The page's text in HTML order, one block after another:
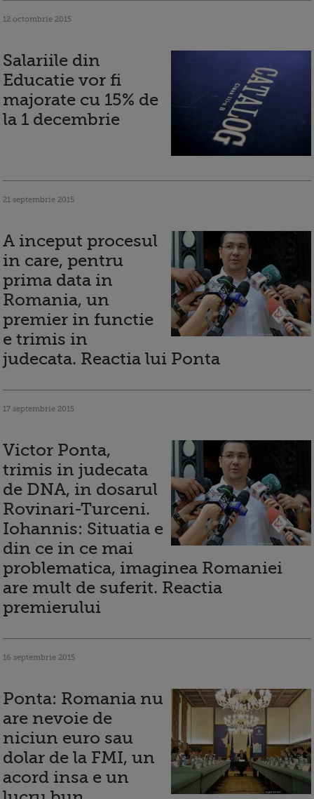
12 octombrie 2015
Salariile din
Educatie vor fi
majorate cu 15% de
la 1 decembrie
21 septembrie 2015
A inceput procesul
in care, pentru
prima data in
Romania, un
premier in functie
e trimis in
judecata. Reactia lui Ponta
17 septembrie 2015
Victor Ponta,
trimis in judecata
de DNA, in dosarul
Rovinari-Turceni.
Iohannis: Situatia e
din ce in ce mai
problematica, imaginea Romaniei
are mult de suferit. Reactia
premierului
16 septembrie 2015
Ponta: Romania nu
are nevoie de
niciun euro sau
dolar de la FMI, un
acord insa e un